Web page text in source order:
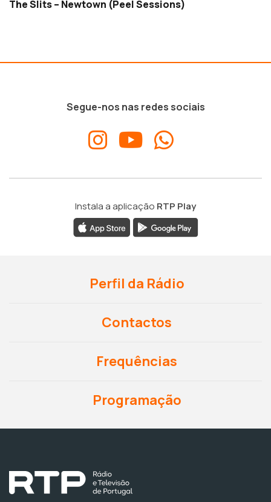
The Slits – Newtown (Peel Sessions)
Segue-nos nas redes sociais
Instala a aplicação RTP Play
Perfil da Rádio
Contactos
Frequências
Programação